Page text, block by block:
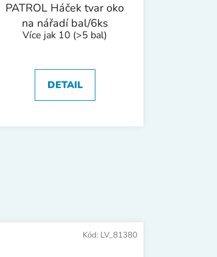
PATROL Háček tvar oko
na nářadí bal/6ks
Více jak 10 (>5 bal)
DETAIL
Kód: LV_81380